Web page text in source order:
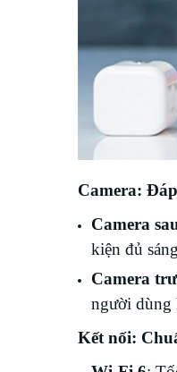
Camera:
Camera
kiện đủ
Camera
người dùng
Kết nối: